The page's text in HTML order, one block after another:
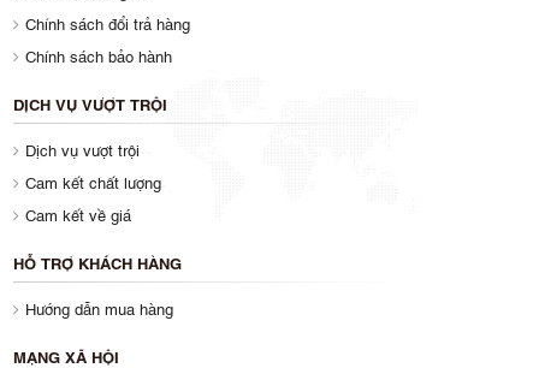
Chính sách đổi trả hàng
Chính sách bảo hành
DỊCH VỤ VƯỢT TRỘI
Dịch vụ vượt trội
Cam kết chất lượng
Cam kết về giá
HỖ TRỢ KHÁCH HÀNG
Hướng dẫn mua hàng
MẠNG XÃ HỘI